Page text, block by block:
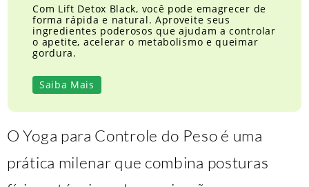
Com Lift Detox Black, você pode emagrecer de
forma rápida e natural. Aproveite seus
ingredientes poderosos que ajudam a controlar
o apetite, acelerar o metabolismo e queimar
gordura.
Saiba Mais
O Yoga para Controle do Peso é uma
prática milenar que combina posturas